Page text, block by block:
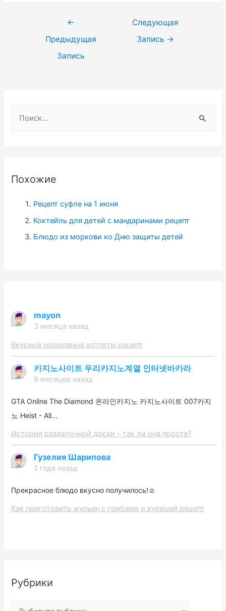
Навигация
записям
←
Предыдущая
Запись
Следующая
Запись →
:Похожие
Рецепт суфле на 1 июня
Коктейль для детей с мандаринами рецепт
Блюдо из моркови ко Дню защиты детей
mayon
3 месяца назад
Вкусные морковные котлеты рецепт
카지노사이트 우리카지노계열 인터넷바카라
9 месяцев назад
GTA Online The Diamond 온라인카지노 카지노사이트 007카지
노 Heist - All...
История разделочной доски – так ли она проста?
Гузелия Шарипова
2 года назад
Прекрасное блюдо вкусно получилось!☺️
Как приготовить жульен с грибами и курицей рецепт
Рубрики